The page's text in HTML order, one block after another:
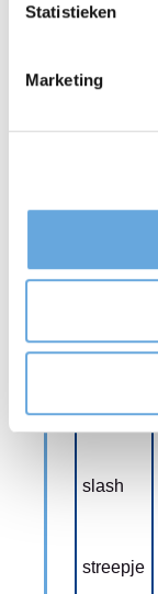
Statistieken
Marketing
van
s
slash
streepje